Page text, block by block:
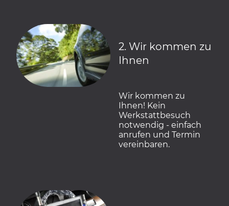
2. Wir kommen zu
Ihnen
Wir kommen zu
Ihnen! Kein
Werkstattbesuch
notwendig - einfach
anrufen und Termin
vereinbaren.